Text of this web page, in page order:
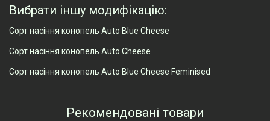
Вибрати іншу модифікацію:
Сорт насіння конопель Auto Blue Cheese
Сорт насіння конопель Auto Cheese
Сорт насіння конопель Auto Blue Cheese Feminised
Рекомендовані товари